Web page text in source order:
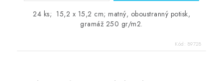
24 ks; 15,2 x 15,2 cm; matný, oboustranný potisk,
gramáž 250 gr/m2.
Kód: 89728